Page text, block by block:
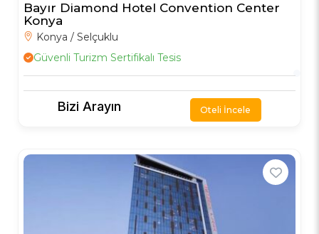
Bayır Diamond Hotel Convention Center
Konya
Konya / Selçuklu
Güvenli Turizm Sertifikalı Tesis
Bizi Arayın Oteli İncele